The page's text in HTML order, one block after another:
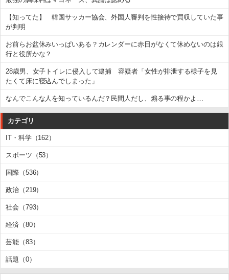
【知ってた】 韓国サッカー協会、外国人審判を性接待で買収していた事
が判明
お前らお盆休みいっぱいある？カレンダーに赤日がなくて休めないのは銀
行と役所かな？
28歳男、女子トイレに侵入して逮捕 容疑者「女性が排泄する様子を見
たくて床に寝込んでしまった」
なんでこんな人を知っているんだ？民間人だし、煽る事の程かよ…
カテゴリ
IT・科学（162）
スポーツ（53）
国際（536）
政治（219）
社会（793）
経済（80）
芸能（83）
話題（0）